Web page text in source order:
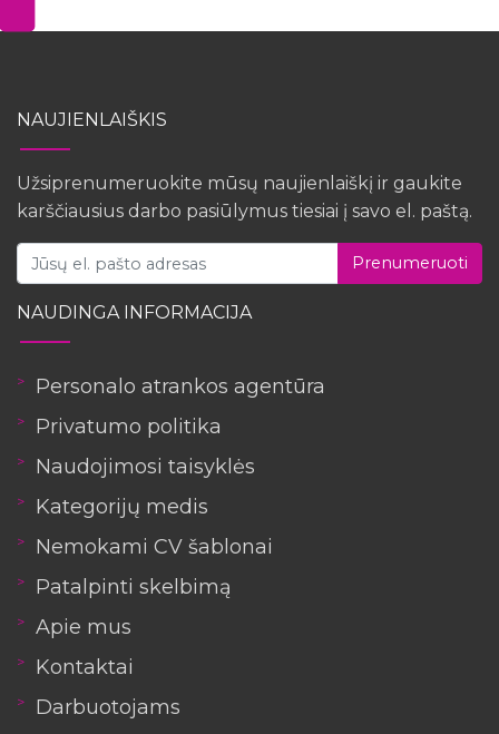
NAUJIENLAIŠKIS
Užsiprenumeruokite mūsų naujienlaiškį ir gaukite
karščiausius darbo pasiūlymus tiesiai į savo el. paštą.
Prenumeruoti
NAUDINGA INFORMACIJA
Personalo atrankos agentūra
Privatumo politika
Naudojimosi taisyklės
Kategorijų medis
Nemokami CV šablonai
Patalpinti skelbimą
Apie mus
Kontaktai
Darbuotojams